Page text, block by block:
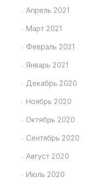
Апрель 2021
Март 2021
Февраль 2021
Январь 2021
Декабрь 2020
Ноябрь 2020
Октябрь 2020
Сентябрь 2020
Август 2020
Июль 2020